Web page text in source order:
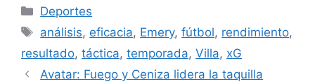
Categorías
Deportes
Etiquetas
análisis, eficacia, Emery,fútbol, rendimiento,
resultado, táctica, temporada, Villa, xG
Avatar: Fuego y Ceniza lidera la taquilla